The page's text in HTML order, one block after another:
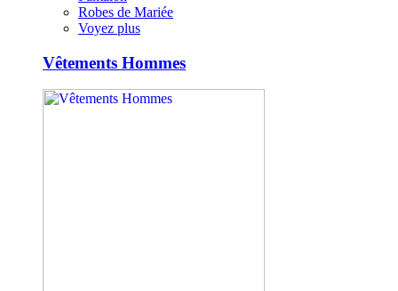
Robes de Mariée
Voyez plus
Vêtements Hommes